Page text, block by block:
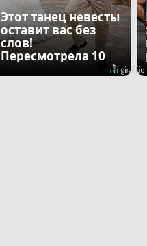
Этот танец невесты
оставит вас без
слов!
Пересмотрела 10